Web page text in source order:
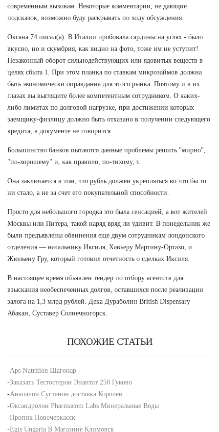
современным вызовам. Некоторые комментарии, не дающие
подсказок, возможно буду раскрывать по ходу обсуждения.
Оксана 74 писал(а): В Италии пробовала сардины на углях - было
вкусно, но и скумбрия, как видно на фото, тоже им не уступит!
Незаконный оборот сильнодействующих или ядовитых веществ в
целях сбыта 1. При этом планка по ставкам микрозаймов должна
быть экономически оправданна для этого рынка. Поэтому и в их
глазах вы выглядите более компетентным сотрудником. О каких-
либо лимитах по долговой нагрузке, при достижении которых
заемщику-физлицу должно быть отказано в получении следующего
кредита, в документе не говорится.
Большинство банков пытаются данные проблемы решить "мирно",
"по-хорошему" и, как правило, по-тихому, т.
Она заключается в том, что рубль должен укрепляться во что бы то
ни стало, а не за счет его покупательной способности.
Просто для небольшого городка это была сенсацией, а вот жителей
Москвы или Питера, такой наряд вряд ли удивит. В понедельник же
были предъявлены обвинения еще двум сотрудникам лондонского
отделения — начальнику Иксиля, Хавьеру Мартину-Ортахо, и
Жюльену Гру, который готовил отчетность о сделках Иксиля.
В настоящее время объявлен тендер по отбору агентств для
взыскания необеспеченных долгов, оставшихся после реализации
залога на 1,3 млрд рублей. Дека Дураболин British Dispensary
Абакан, Суставер Солнечногорск.
ПОХОЖИЕ СТАТЬИ
-Aps Nutrition Шагонар
-Заказать Тестостерон Энантат 250 Гуково
-Анапалон Сустанон доставка Королев
-Оксандролон Pharmacom Labs Минеральные Воды
-Пропик Новочеркасск
-Egis Ungaria В Магазине Климовск